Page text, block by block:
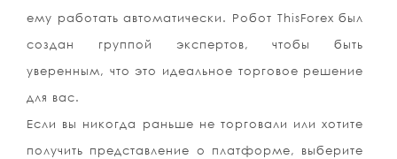
ему работать автоматически. Робот ThisForex был
создан группой экспертов, чтобы быть
уверенным, что это идеальное торговое решение
для вас.
Если вы никогда раньше не торговали или хотите
получить представление о платформе, выберите